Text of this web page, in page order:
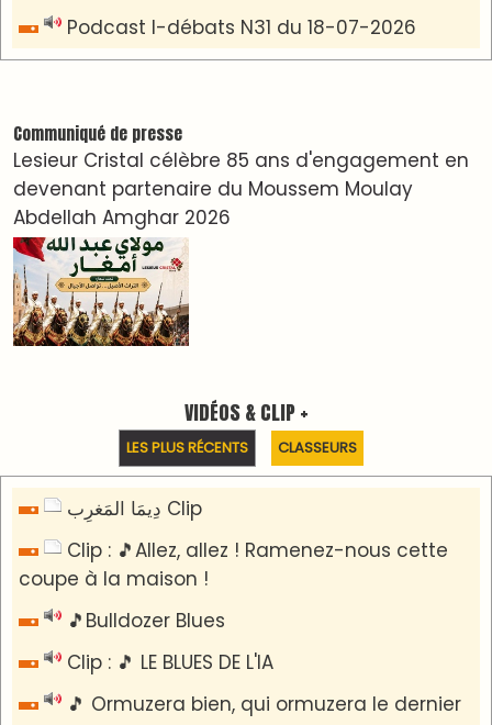
Podcast I-débats N31 du 18-07-2026
Communiqué de presse
Lesieur Cristal célèbre 85 ans d'engagement en
devenant partenaire du Moussem Moulay
Abdellah Amghar 2026
VIDÉOS & CLIP +
LES PLUS RÉCENTS CLASSEURS
دِيمَا المَغرِب Clip
Clip : 🎵Allez, allez ! Ramenez-nous cette
coupe à la maison !
🎵Bulldozer Blues
Clip : 🎵 LE BLUES DE L'IA
🎵 Ormuzera bien, qui ormuzera le dernier